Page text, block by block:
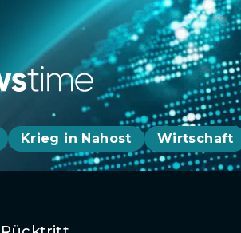
Krieg in Nahost Wirtschaft